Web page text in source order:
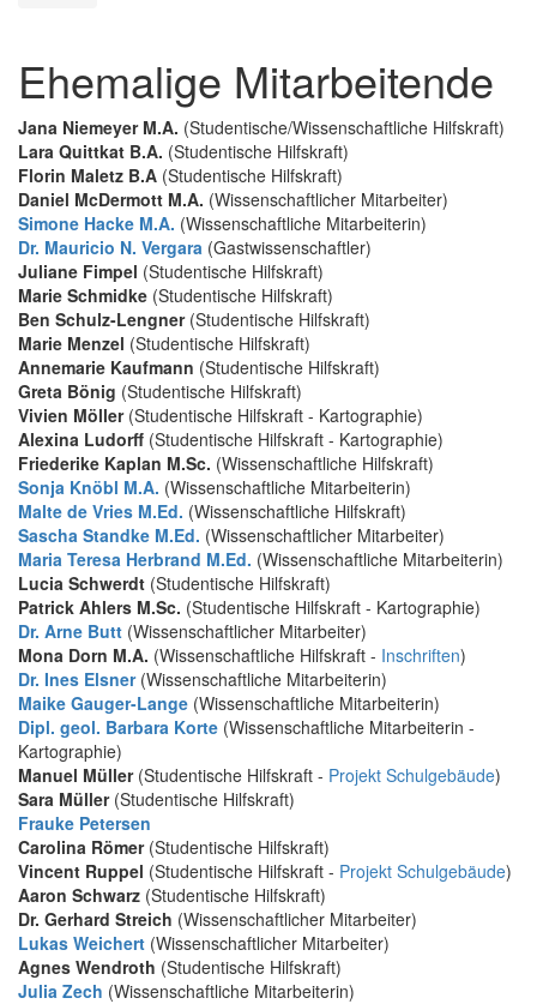
Ehemalige Mitarbeitende
Jana Niemeyer M.A. (Studentische/Wissenschaftliche Hilfskraft)
Lara Quittkat B.A. (Studentische Hilfskraft)
Florin Maletz B.A (Studentische Hilfskraft)
Daniel McDermott M.A. (Wissenschaftlicher Mitarbeiter)
Simone Hacke M.A. (Wissenschaftliche Mitarbeiterin)
Dr. Mauricio N. Vergara (Gastwissenschaftler)
Juliane Fimpel (Studentische Hilfskraft)
Marie Schmidke (Studentische Hilfskraft)
Ben Schulz-Lengner(Studentische Hilfskraft)
Marie Menzel (Studentische Hilfskraft)
Annemarie Kaufmann (Studentische Hilfskraft)
Greta Bönig (Studentische Hilfskraft)
Vivien Möller(Studentische Hilfskraft - Kartographie)
Alexina Ludorff (Studentische Hilfskraft - Kartographie)
Friederike Kaplan M.Sc. (Wissenschaftliche Hilfskraft)
Sonja Knöbl M.A. (Wissenschaftliche Mitarbeiterin)
Malte de Vries M.Ed. (Wissenschaftliche Hilfskraft)
Sascha Standke M.Ed. (Wissenschaftlicher Mitarbeiter)
Maria Teresa Herbrand M.Ed. (Wissenschaftliche Mitarbeiterin)
Lucia Schwerdt (Studentische Hilfskraft)
Patrick Ahlers M.Sc. (Studentische Hilfskraft - Kartographie)
Dr. Arne Butt (Wissenschaftlicher Mitarbeiter)
Mona Dorn M.A. (Wissenschaftliche Hilfskraft - Inschriften)
Dr. Ines Elsner(Wissenschaftliche Mitarbeiterin)
Maike Gauger-Lange (Wissenschaftliche Mitarbeiterin)
Dipl. geol. Barbara Korte (Wissenschaftliche Mitarbeiterin -
Kartographie)
Manuel Müller(Studentische Hilfskraft - Projekt Schulgebäude)
Sara Müller(Studentische Hilfskraft)
Frauke Petersen
Carolina Römer(Studentische Hilfskraft)
Vincent Ruppel (Studentische Hilfskraft - Projekt Schulgebäude)
Aaron Schwarz (Studentische Hilfskraft)
Dr. Gerhard Streich (Wissenschaftlicher Mitarbeiter)
Lukas Weichert (Wissenschaftlicher Mitarbeiter)
Agnes Wendroth (Studentische Hilfskraft)
Julia Zech (Wissenschaftliche Mitarbeiterin)